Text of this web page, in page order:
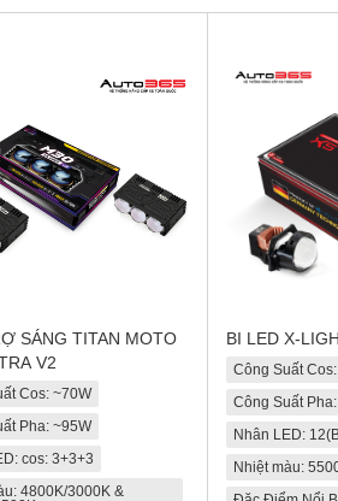
SÁNG TITAN MOTO
V2
Cos: ~70W
Pha: ~95W
cos: 3+3+3
4800K/3000K &
BI LED X-
Công Suất
Công Suất
Nhân LED:
Nhiệt màu: